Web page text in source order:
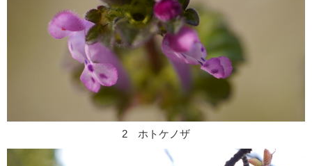
2 ホトケノザ